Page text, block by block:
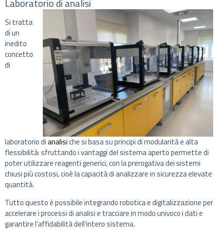
Laboratorio di analisi
Si tratta
di un
inedito
concetto
di
laboratorio dianalisiche si basa su principi di modularità e alta
flessibilità: sfruttando i vantaggi del sistema aperto permette di
poter utilizzare reagenti generici, con la prerogativa dei sistemi
chiusi più costosi, cioè la capacità di analizzare in sicurezza elevate
quantità.
Tutto questo è possibile integrando robotica e digitalizzazione per
accelerare i processi di analisi e tracciare in modo univoco i dati e
garantire l’affidabilità dell’intero sistema.